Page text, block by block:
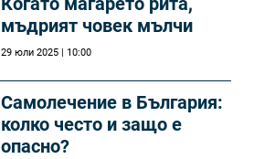
мъдрият човек мълчи
29 юли 2025 | 10:00
Самолечeние в България:
колко често и защо е
опасно?